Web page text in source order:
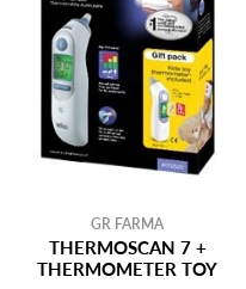
GR FARMA
THERMOSCAN 7 +
THERMOMETER TOY